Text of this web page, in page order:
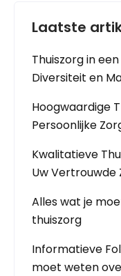
Laatste
Thuiszorg in
Diversiteit en
Hoogwaardige
Persoonlijke
Kwalitatieve
Uw Vertrouwde
Alles wat je
thuiszorg
Informatieve
moet weten